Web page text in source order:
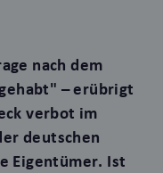
nach dem
– erübrigt
verbot im
deutschen
Eigentümer. Ist